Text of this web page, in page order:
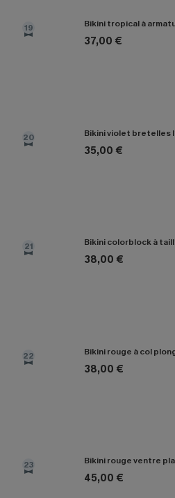
19 Bikini tropical à
37,00 €
20 Bikini violet bretelles
35,00 €
21
38,00 €
22
38,00 €
23 Bikini rouge ventre
45,00 €